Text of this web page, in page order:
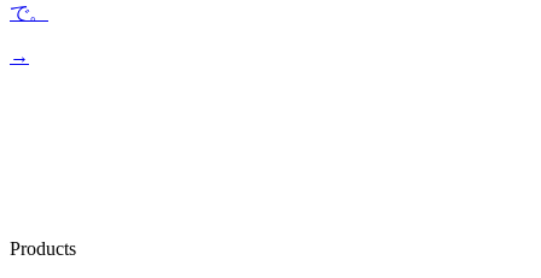
で。
→
Products